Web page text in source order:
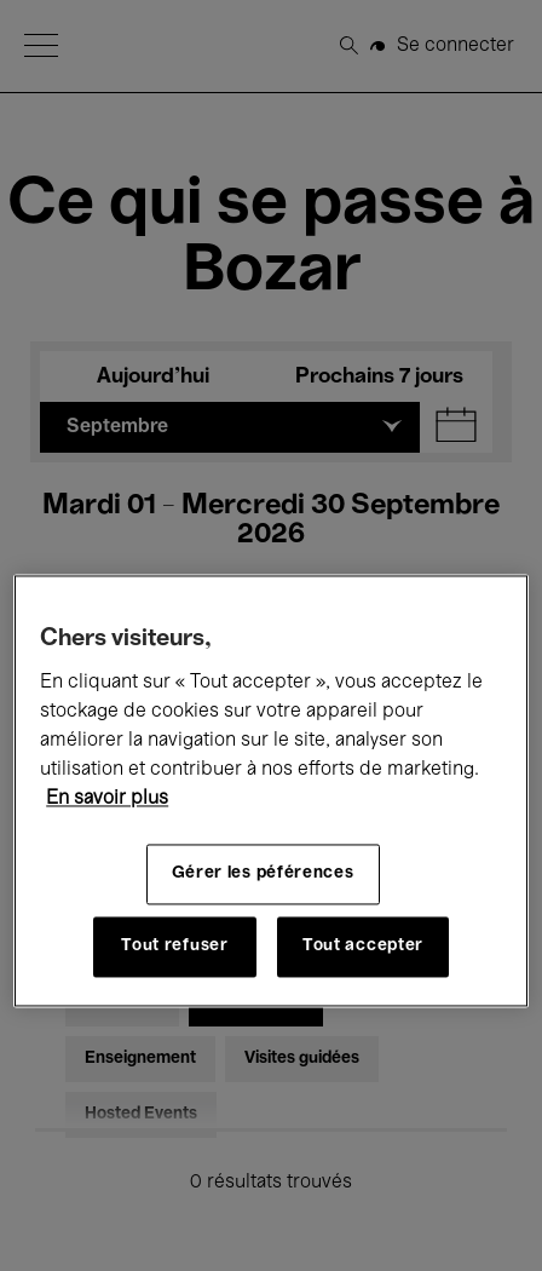
Open Menu
Rechercher
Se connecter
Ce qui se passe à
Bozar
Aujourd'hui Prochains 7 jours
Septembre
Mardi 01 - Mercredi 30 Septembre
2026
Tous les événements Concerts
Expositions Films Performances
Rencontres & Débats
Musique classique Global Music
Musique électronique
Pour tous Kids’ Palace
Enseignement Visites guidées
Hosted Events
0 résultats trouvés
Chers visiteurs,
En cliquant sur « Tout accepter », vous acceptez le
stockage de cookies sur votre appareil pour
améliorer la navigation sur le site, analyser son
utilisation et contribuer à nos efforts de marketing.
En savoir plus
Gérer les péférences
Tout refuser Tout accepter